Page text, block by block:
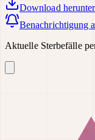
Download
Benachrichtigung
Aktuelle Sterbefälle